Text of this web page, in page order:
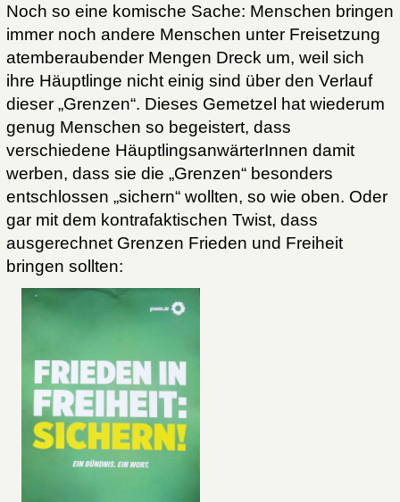
Noch so eine komische Sache: Menschen bringen
immer noch andere Menschen unter Freisetzung
atemberaubender Mengen Dreck um, weil sich
ihre Häuptlinge nicht einig sind über den Verlauf
dieser „Grenzen“. Dieses Gemetzel hat wiederum
genug Menschen so begeistert, dass
verschiedene HäuptlingsanwärterInnen damit
werben, dass sie die „Grenzen“ besonders
entschlossen „sichern“ wollten, so wie oben. Oder
gar mit dem kontrafaktischen Twist, dass
ausgerechnet Grenzen Frieden und Freiheit
bringen sollten: